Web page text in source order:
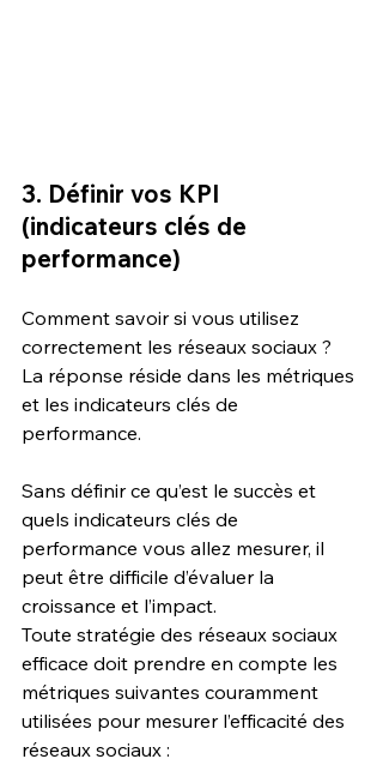
3. Définir vos KPI
(indicateurs clés de
performance)
Comment savoir si vous utilisez
correctement les réseaux sociaux ?
La réponse réside dans les métriques
et les indicateurs clés de
performance.
Sans définir ce qu’est le succès et
quels indicateurs clés de
performance vous allez mesurer, il
peut être difficile d’évaluer la
croissance et l’impact.
Toute stratégie des réseaux sociaux
efficace doit prendre en compte les
métriques suivantes couramment
utilisées pour mesurer l’efficacité des
réseaux sociaux :